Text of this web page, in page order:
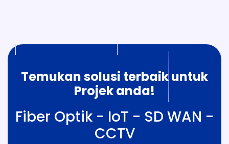
Temukan solusi terbaik untuk
Projek anda!
Fiber Optik - IoT - SD WAN -
CCTV